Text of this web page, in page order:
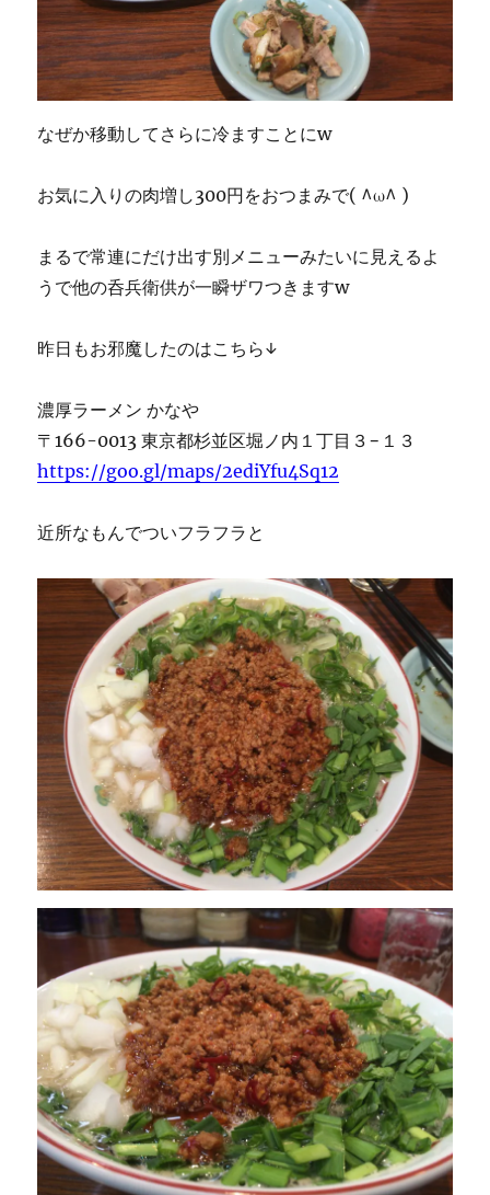
なぜか移動してさらに冷ますことにw
お気に入りの肉増し300円をおつまみで( ^ω^ )
まるで常連にだけ出す別メニューみたいに見えるよ
うで他の呑兵衛供が一瞬ザワつきますw
昨日もお邪魔したのはこちら↓
濃厚ラーメン かなや
〒166-0013 東京都杉並区堀ノ内１丁目３−１３
https://goo.gl/maps/2ediYfu4Sq12
近所なもんでついフラフラと